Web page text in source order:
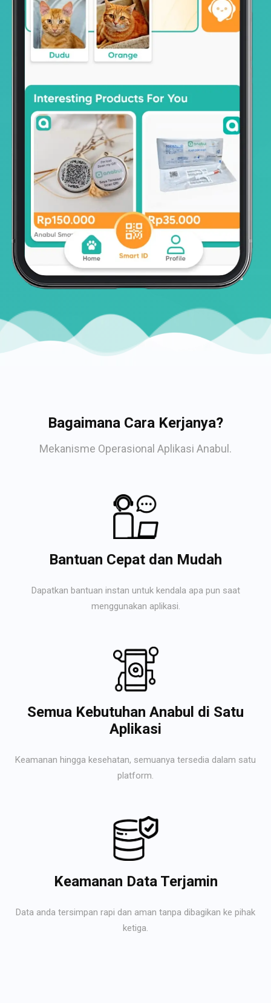
Bagaimana Cara Kerjanya?
Mekanisme Operasional Aplikasi Anabul.
Bantuan Cepat dan Mudah
Dapatkan bantuan instan untuk kendala apa pun saat
menggunakan aplikasi.
Semua Kebutuhan Anabul di Satu
Aplikasi
Keamanan hingga kesehatan, semuanya tersedia dalam satu
platform.
Keamanan Data Terjamin
Data anda tersimpan rapi dan aman tanpa dibagikan ke pihak
ketiga.